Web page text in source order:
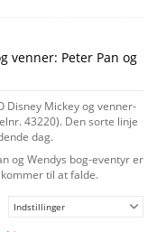
og en nøgle. LEGO
sæt og holde styr på
den bærbare bog med
fantasifuld leg. Ikoniske
med 3 LEGO
Klo – samt en LEGO
børn at være med på
venner: Peter Pan og
Disney Mickey og venner-
43220). Den sorte linje
dag.
og Wendys bog-eventyr er
til at falde.
Indstillinger